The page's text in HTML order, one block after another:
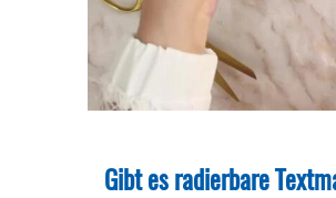
Gibt es radierbare